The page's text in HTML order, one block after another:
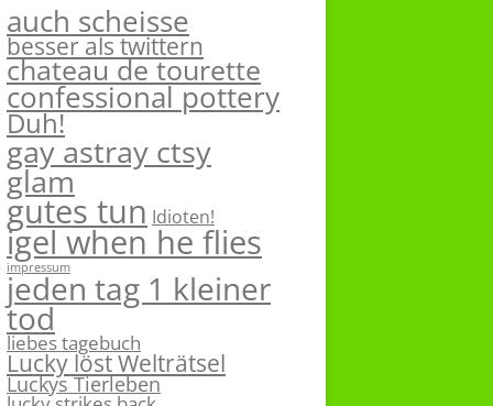
auch scheisse
besser als twittern
chateau de tourette
confessional pottery
Duh!
gay astray ctsy
glam
gutes tun Idioten!
igel when he flies
impressum
jeden tag 1 kleiner
tod
liebes tagebuch
Lucky löst Welträtsel
Luckys Tierleben